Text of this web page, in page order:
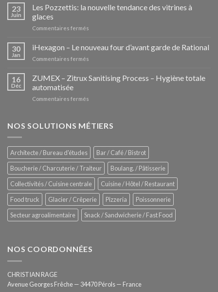
23
Juin
Les Pozzettis: la nouvelle tendance des vitrines à
glaces
Commentaires fermés
Pozzettis:
la
des
30
Jan
iHexagon – Le nouveau four d’avant garde de Rational
Commentaires fermés
–
Le
de
16
Déc
ZUMEX – Zitrux Sanitising Process – Hygiène totale
automatisée
Commentaires fermés
Zitrux
–
Hygiène
totale
automatisée
NOS SOLUTIONS MÉTIERS
Architecte / Bureau d'études
Bar / Café / Bistrot
Boucherie / Charcuterie / Traiteur
Boulang. / Pâtisserie
Collectivités / Cuisine centrale
Cuisine / Hôtel / Restaurant
Food truck
Glacier / Crêperie Pizzeria
Poissonnerie
Secteur agroalimentaire
Snack / Sandwicherie / Fast Food
NOS COORDONNÉES
CHRISTIAN RAGE
Avenue Georges Frêche — 34470 Pérols — France